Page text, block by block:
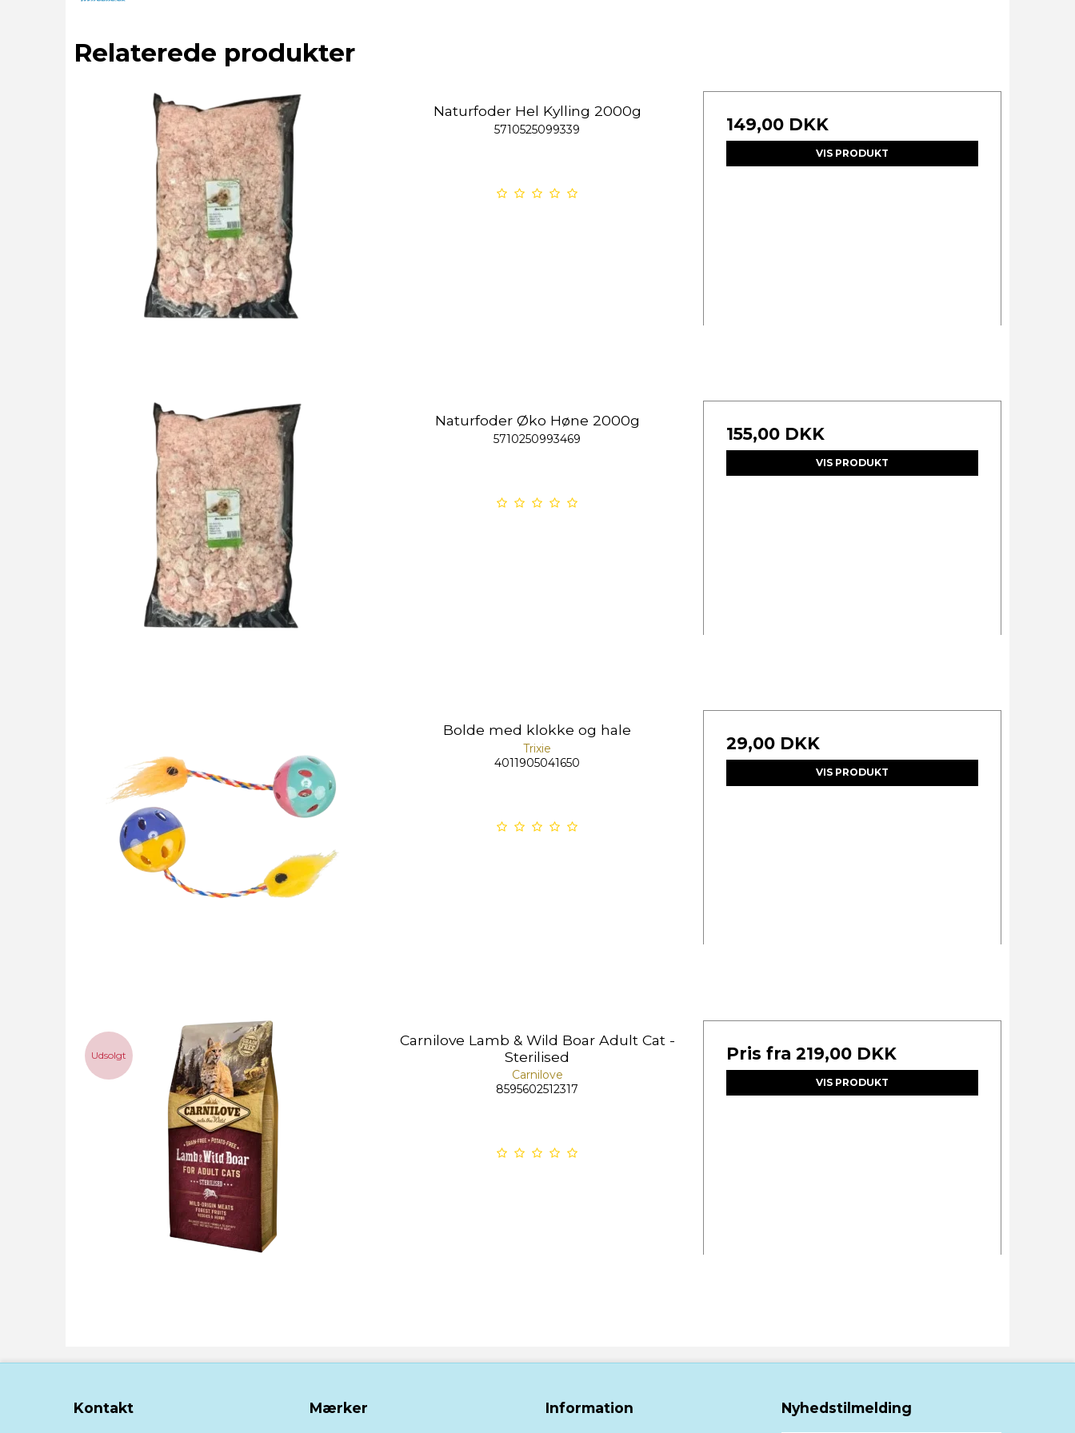
Relaterede produkter
Naturfoder Hel Kylling 2000g
5710525099339 149,00 DKK
VIS PRODUKT
Naturfoder Øko Høne 2000g
5710250993469 155,00 DKK
VIS PRODUKT
Bolde med klokke og hale
Trixie
4011905041650
29,00 DKK
VIS PRODUKT
Udsolgt
Carnilove Lamb & Wild Boar Adult Cat -
Sterilised
Carnilove
8595602512317
Pris fra 219,00 DKK
VIS PRODUKT
Kontakt Mærker Information Nyhedstilmelding